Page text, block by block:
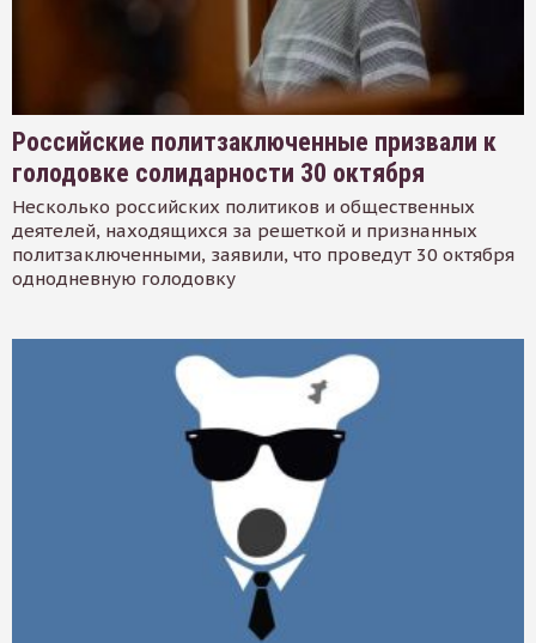
Российские политзаключенные призвали к
голодовке солидарности 30 октября
Несколько российских политиков и общественных
деятелей, находящихся за решеткой и признанных
политзаключенными, заявили, что проведут 30 октября
однодневную голодовку